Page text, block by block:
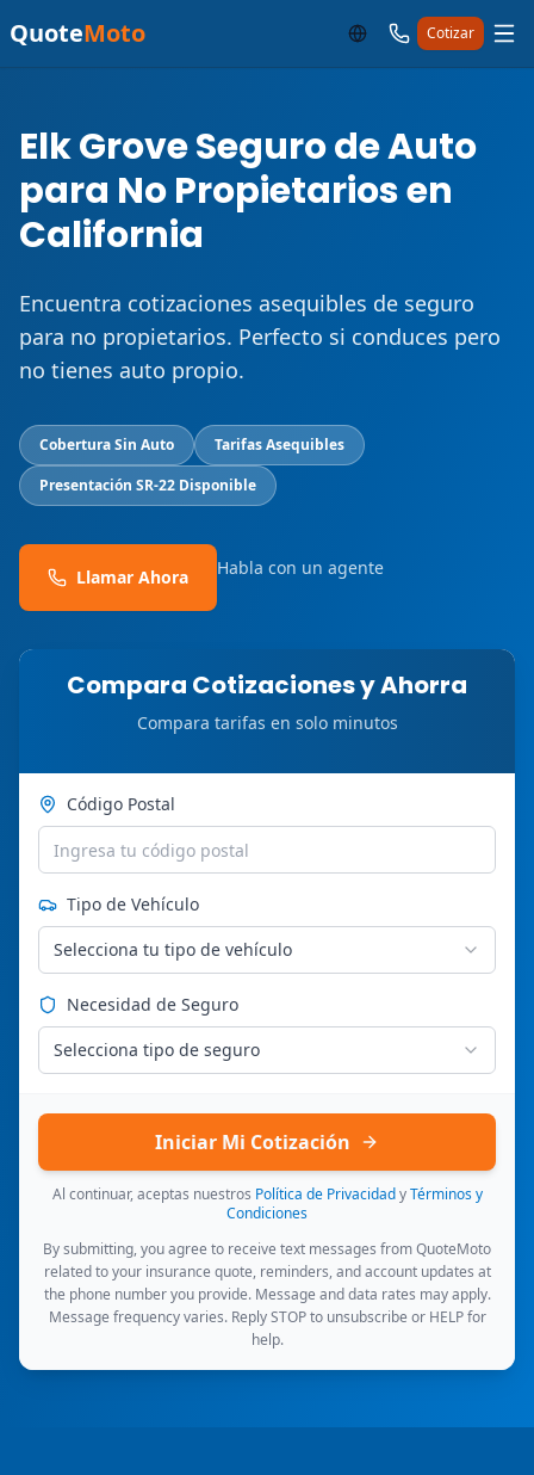
QuoteMoto Cotizar
Elk Grove Seguro de Auto
para No Propietarios en
California
Encuentra cotizaciones asequibles de seguro
para no propietarios. Perfecto si conduces pero
no tienes auto propio.
Cobertura Sin Auto
Tarifas Asequibles
Presentación SR-22 Disponible
Llamar Ahora Habla con un agente
Compara Cotizaciones y Ahorra
Compara tarifas en solo minutos
Código Postal
Tipo de Vehículo
Selecciona tu tipo de vehículo
Necesidad de Seguro
Selecciona tipo de seguro
Iniciar Mi Cotización
Al continuar, aceptas nuestros Política de Privacidad y Términos y
Condiciones
By submitting, you agree to receive text messages from QuoteMoto
related to your insurance quote, reminders, and account updates at
the phone number you provide. Message and data rates may apply.
Message frequency varies. Reply STOP to unsubscribe or HELP for
help.